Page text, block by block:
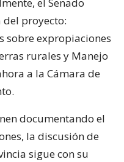
el Senado
proyecto:
sobre expropiaciones
rurales y Manejo
a la Cámara de
documentando el
la discusión de
sigue con su